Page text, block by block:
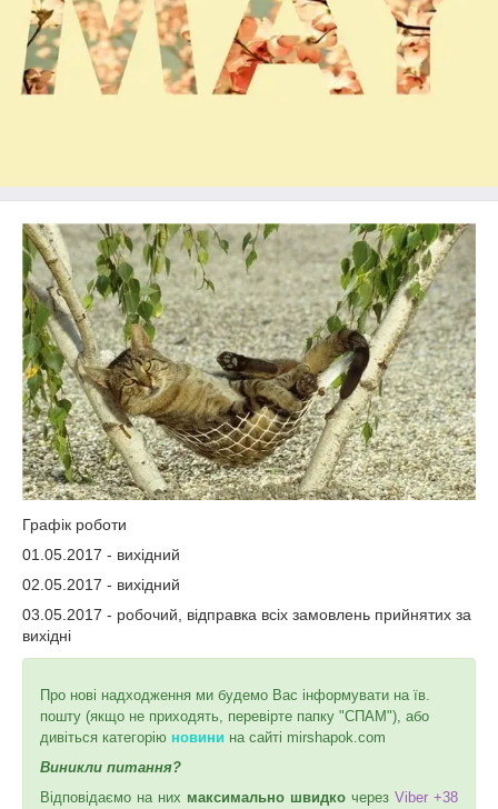
Графік роботи
01.05.2017 - вихідний
02.05.2017 - вихідний
03.05.2017 - робочий, відправка всіх замовлень прийнятих за
вихідні
Про нові надходження ми будемо Вас інформувати на їв.
пошту (якщо не приходять, перевірте папку "СПАМ"), або
дивіться категорію новини на сайті mirshapok.com
Виникли питання?
Відповідаємо на них максимально швидко через Viber +38